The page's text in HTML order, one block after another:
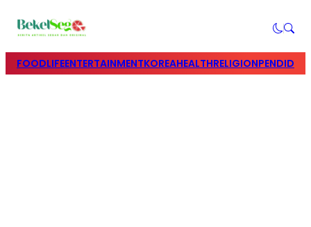
FOODLIFEENTERTAINMENTKOREAHEALTHRELIGION